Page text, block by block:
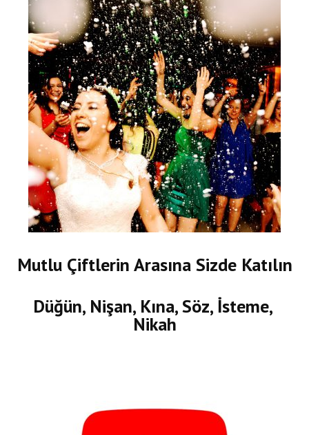
Mutlu Çiftlerin Arasına Sizde Katılın
Düğün, Nişan, Kına, Söz, İsteme,
Nikah